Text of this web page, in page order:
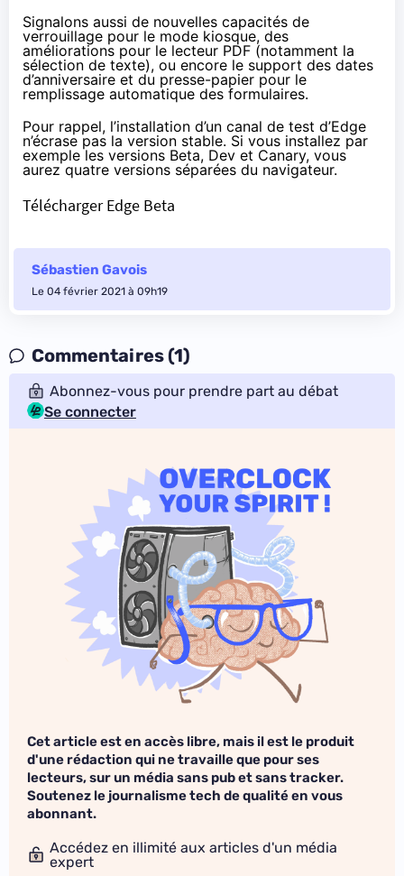
Signalons aussi de nouvelles capacités de
verrouillage pour le mode kiosque, des
améliorations pour le lecteur PDF (notamment la
sélection de texte), ou encore le support des dates
d’anniversaire et du presse-papier pour le
remplissage automatique des formulaires.
Pour rappel, l’installation d’un canal de test d’Edge
n’écrase pas la version stable. Si vous installez par
exemple les versions Beta, Dev et Canary, vous
aurez quatre versions séparées du navigateur.
Télécharger Edge Beta
Sébastien Gavois
Le 04 février 2021 à 09h19
Commentaires (1)
Abonnez-vous pour prendre part au débat
Se connecter
Cet article est en accès libre, mais il est le produit
d'une rédaction qui ne travaille que pour ses
lecteurs, sur un média sans pub et sans tracker.
Soutenez le journalisme tech de qualité en vous
abonnant.
Accédez en illimité aux articles d'un média
expert